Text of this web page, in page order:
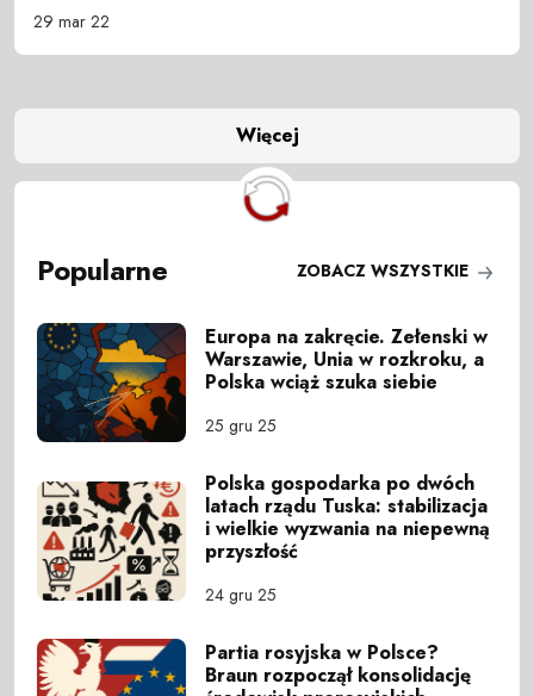
29 mar 22
Więcej
Popularne ZOBACZ WSZYSTKIE
Europa na zakręcie. Zełenski w
Warszawie, Unia w rozkroku, a
Polska wciąż szuka siebie
25 gru 25
Polska gospodarka po dwóch
latach rządu Tuska: stabilizacja
i wielkie wyzwania na niepewną
przyszłość
24 gru 25
Partia rosyjska w Polsce?
Braun rozpoczął konsolidację